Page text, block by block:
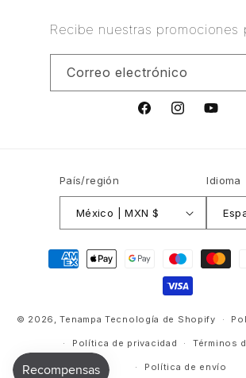
Recibe nuestras promociones
Correo electrónico
FacebookInstagramYouTube
País/región
México | MXN $
Idioma
Formas
© 2026,Tenampa Tecnología de Shopify
Política de privacidad Términos
Política de envío